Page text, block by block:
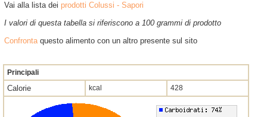
Vai alla lista dei prodotti Colussi - Sapori
I valori di questa tabella si riferiscono a 100 grammi di prodotto
Confrontaquesto alimento con un altro presente sul sito
Principali
Calorie kcal 428